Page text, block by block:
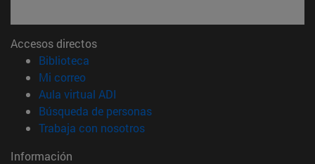
Accesos directos
Biblioteca
Mi correo(abre en nueva ventana)
Aula virtual ADI
Búsqueda de personas(abre en nueva ventana)
Trabaja con nosotros(abre en nueva ventana)
Información